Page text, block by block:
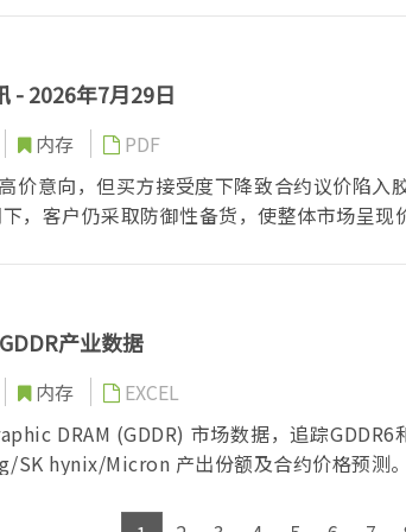
- 2026年7月29日
内存
PDF
价意向，但买方接受度下降致合约议价陷
，客户仍采取防御性备货，使整体市场呈现
产业数据
内存
EXCEL
DRAM (GDDR) 市场数据，追踪
SK hynix/Micron 产出份额及合约价格预测。